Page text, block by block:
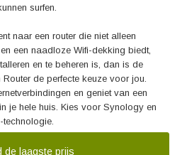
surfen.
naar een router die niet alleen
een naadloze Wifi-dekking biedt,
en te beheren is, dan is de
de perfecte keuze voor jou.
en geniet van een
je hele huis. Kies voor Synology en
de laagste prijs